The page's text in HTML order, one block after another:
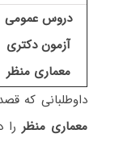
دروس عمومی
آزمون دکتری
معماری منظر
داوطلبانی که
معماری منظر